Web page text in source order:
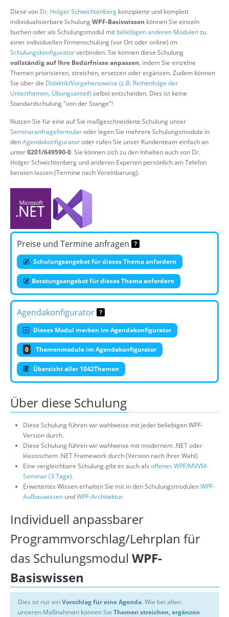
Suche
Diese von Dr. Holger Schwichtenberg konzipierte und komplett
individualisierbare SchulungWPF-Basiswissen können Sie einzeln
buchen oder als Schulungsmodul mit beliebigen anderen Modulenzu
einer individuellen Firmenschulung (vor Ort oder online) im
Schulungskonfiguratorverbinden. Sie können diese Schulung
vollständig auf Ihre Bedürfnisse anpassen, indem Sie einzelne
Themen priorisieren, streichen, ersetzen oder ergänzen. Zudem können
Sie über die Didaktik/Vorgehensweise (z.B. Reihenfolge der
Unterthemen, Übungsanteil) selbst entscheiden. Dies ist keine
Standardschulung "von der Stange"!
Nutzen Sie für eine auf Sie maßgeschneiderte Schulung unser
Seminaranfrageformularoder legen Sie mehrere Schulungsmodule in
denAgendakonfiguratoroder rufen Sie unser Kundenteam einfach an
unter0201/649590-0. Sie können sich zu den Inhalten auch von Dr.
Holger Schwichtenberg und anderen Experten persönlich am Telefon
beraten lassen (Termine nach Vereinbarung).
Preise und Termine anfragen
Schulungsangebot für dieses Thema anfordern
Beratungsangebot für dieses Thema anfordern
Agendakonfigurator
Dieses Modul merken im Agendakonfigurator
0 Themenmodule im Agendakonfigurator
Übersicht aller 1042Themen
Über diese Schulung
Diese Schulung führen wir wahlweise mit jeder beliebigen WPF-
Version durch.
Diese Schulung führen wir wahlweise mit modernem .NET oder
klassischem .NET Framework durch (Version nach Ihrer Wahl)
Eine vergleichbare Schulung gibt es auch als offenes WPF/MVVM-
Seminar (3 Tage).
Erweitertes Wissen erhalten Sie mit in den SchulungsmodulenWPF-
Aufbauwissen undWPF-Architektur.
Individuell anpassbarer
Programmvorschlag/Lehrplan für
das Schulungsmodul WPF-
Basiswissen
Dies ist nur einVorschlag für eine Agenda. Wie bei allen
unseren Maßnahmen können Sie Themen streichen, ergänzen